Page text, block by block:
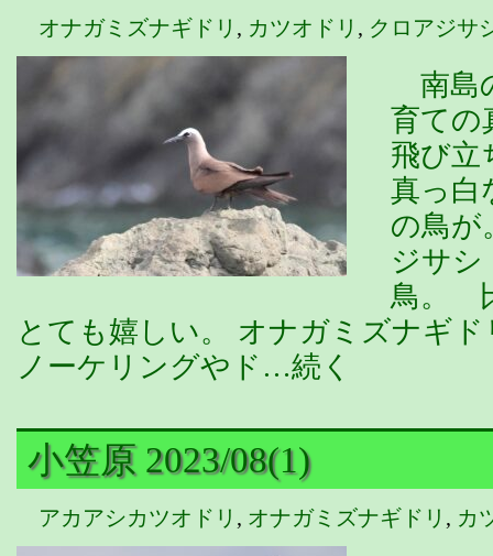
オナガミズナギドリ , カツオドリ , クロアジサ
南島
育ての
飛び立
真っ白
の鳥が
ジサ
鳥。
とても嬉しい。 オナガミズナギ
ノーケリングやド…続く
小笠原 2023/08(1)
アカアシカツオドリ , オナガミズナギドリ , カ